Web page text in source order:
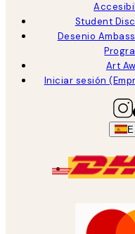
Student
Desenio
Art
Iniciar sesión